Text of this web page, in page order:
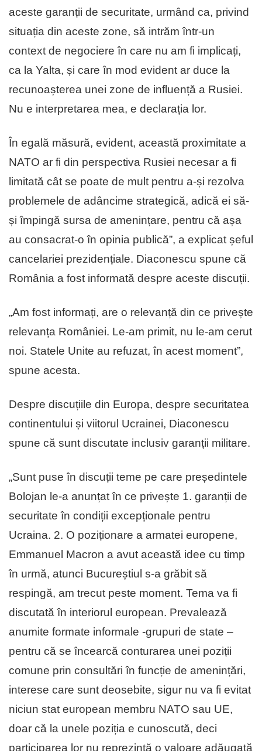
aceste garanții de securitate, urmând ca, privind
situația din aceste zone, să intrăm într-un
context de negociere în care nu am fi implicați,
ca la Yalta, și care în mod evident ar duce la
recunoașterea unei zone de influență a Rusiei.
Nu e interpretarea mea, e declarația lor.
În egală măsură, evident, această proximitate a
NATO ar fi din perspectiva Rusiei necesar a fi
limitată cât se poate de mult pentru a-și rezolva
problemele de adâncime strategică, adică ei să-
și împingă sursa de amenințare, pentru că așa
au consacrat-o în opinia publică”, a explicat șeful
cancelariei prezidențiale. Diaconescu spune că
România a fost informată despre aceste discuții.
„Am fost informați, are o relevanță din ce privește
relevanța României. Le-am primit, nu le-am cerut
noi. Statele Unite au refuzat, în acest moment”,
spune acesta.
Despre discuțiile din Europa, despre securitatea
continentului și viitorul Ucrainei, Diaconescu
spune că sunt discutate inclusiv garanții militare.
„Sunt puse în discuții teme pe care președintele
Bolojan le-a anunțat în ce privește 1. garanții de
securitate în condiții excepționale pentru
Ucraina. 2. O poziționare a armatei europene,
Emmanuel Macron a avut această idee cu timp
în urmă, atunci Bucureștiul s-a grăbit să
respingă, am trecut peste moment. Tema va fi
discutată în interiorul european. Prevalează
anumite formate informale -grupuri de state –
pentru că se încearcă conturarea unei poziții
comune prin consultări în funcție de amenințări,
interese care sunt deosebite, sigur nu va fi evitat
niciun stat european membru NATO sau UE,
doar că la unele poziția e cunoscută, deci
participarea lor nu reprezintă o valoare adăugată